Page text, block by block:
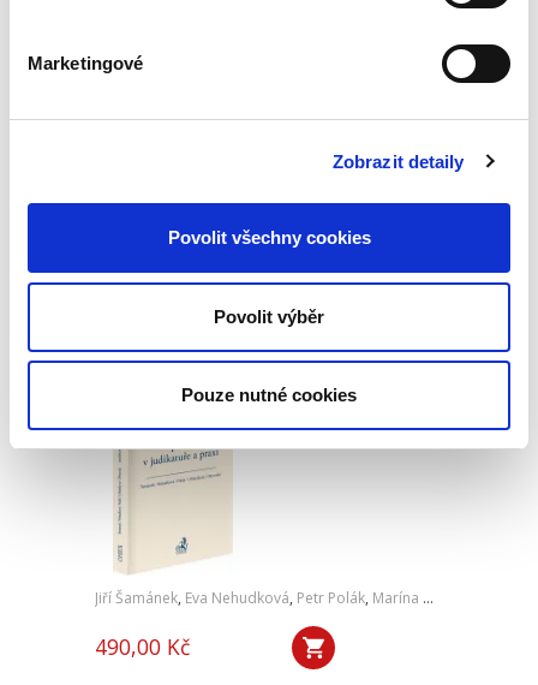
Marketingové
Zobrazit detaily
Povolit všechny cookies
Povolit výběr
Pouze nutné cookies
Sbírka obsahuje v chronologickém pořadí
Ústavního soudu. Pro odbornou, ale i laickou
veřejnost je publikace nepostradatelnou
pomůckou k interpretaci a...
Antidiskriminační
právo v judikatuře
a praxi
Jiří Šamánek, Eva Nehudková, Petr Polák, Marína Urbániková
490,00 Kč